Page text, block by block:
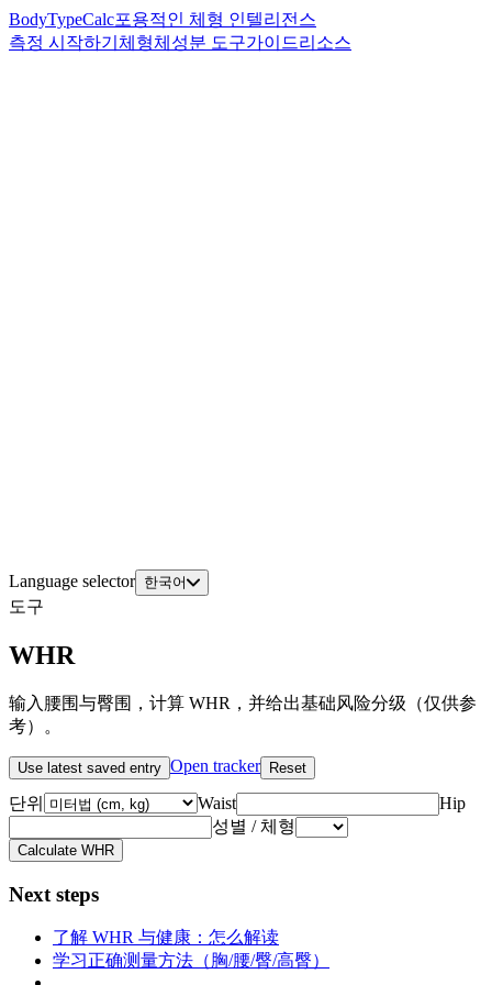
BodyTypeCalc포용적인 체형 인텔리전스
측정 시작하기 체형체성분 도구가이드리소스
Language selector 한국어
도구
WHR
输入腰围与臀围，计算 WHR，并给出基础风险分级（仅供参
考）。
Use latest saved entry Open tracker Reset
단위 Waist
Hip
성별 / 체형
Calculate WHR
Next steps
了解 WHR 与健康：怎么解读
学习正确测量方法（胸/腰/臀/高臀）